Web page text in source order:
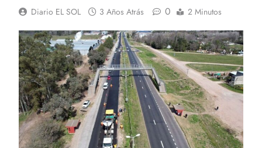
Diario EL SOL 3 Años Atrás 0 2 Minutos